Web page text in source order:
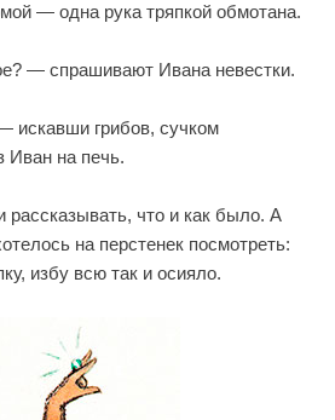
— одна рука тряпкой обмотана.
— спрашивают Ивана невестки.
искавши грибов, сучком
Иван на печь.
рассказывать, что и как было. А
на перстенек посмотреть:
избу всю так и осияло.